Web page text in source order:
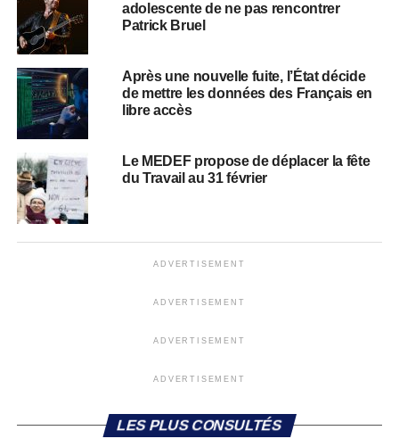
adolescente de ne pas rencontrer
Patrick Bruel
Après une nouvelle fuite, l’État décide
de mettre les données des Français en
libre accès
Le MEDEF propose de déplacer la fête
du Travail au 31 février
ADVERTISEMENT
ADVERTISEMENT
ADVERTISEMENT
ADVERTISEMENT
LES PLUS CONSULTÉS